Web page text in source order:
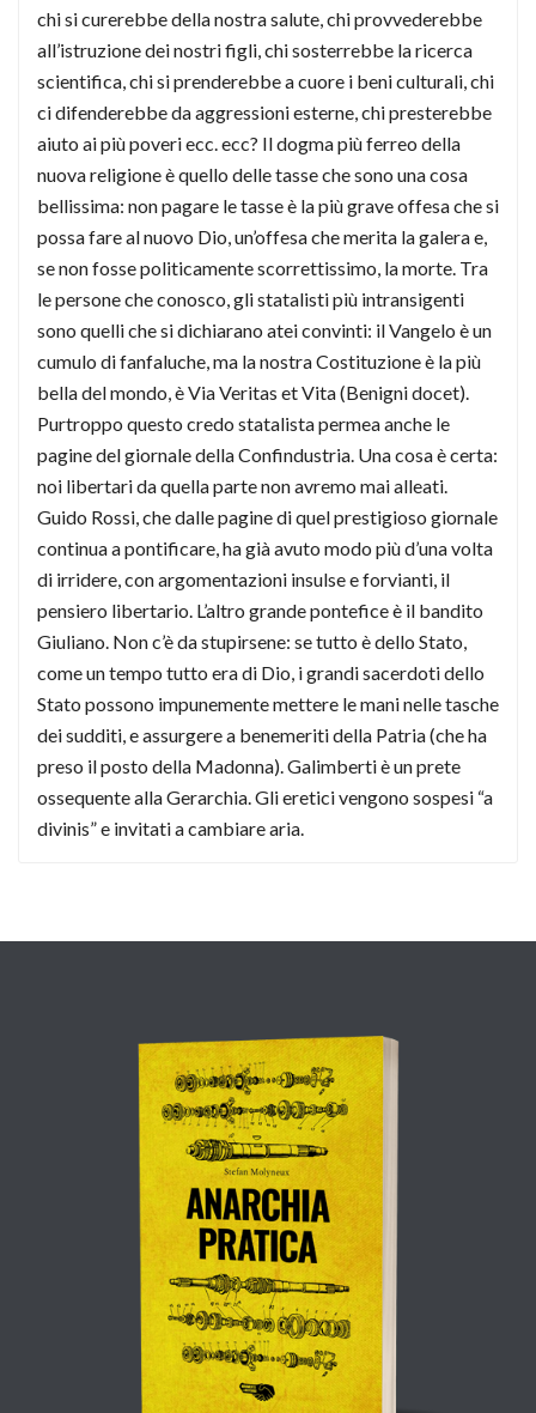
chi si curerebbe della nostra salute, chi provvederebbe
all’istruzione dei nostri figli, chi sosterrebbe la ricerca
scientifica, chi si prenderebbe a cuore i beni culturali, chi
ci difenderebbe da aggressioni esterne, chi presterebbe
aiuto ai più poveri ecc. ecc? Il dogma più ferreo della
nuova religione è quello delle tasse che sono una cosa
bellissima: non pagare le tasse è la più grave offesa che si
possa fare al nuovo Dio, un’offesa che merita la galera e,
se non fosse politicamente scorrettissimo, la morte. Tra
le persone che conosco, gli statalisti più intransigenti
sono quelli che si dichiarano atei convinti: il Vangelo è un
cumulo di fanfaluche, ma la nostra Costituzione è la più
bella del mondo, è Via Veritas et Vita (Benigni docet).
Purtroppo questo credo statalista permea anche le
pagine del giornale della Confindustria. Una cosa è certa:
noi libertari da quella parte non avremo mai alleati.
Guido Rossi, che dalle pagine di quel prestigioso giornale
continua a pontificare, ha già avuto modo più d’una volta
di irridere, con argomentazioni insulse e forvianti, il
pensiero libertario. L’altro grande pontefice è il bandito
Giuliano. Non c’è da stupirsene: se tutto è dello Stato,
come un tempo tutto era di Dio, i grandi sacerdoti dello
Stato possono impunemente mettere le mani nelle tasche
dei sudditi, e assurgere a benemeriti della Patria (che ha
preso il posto della Madonna). Galimberti è un prete
ossequente alla Gerarchia. Gli eretici vengono sospesi “a
divinis” e invitati a cambiare aria.